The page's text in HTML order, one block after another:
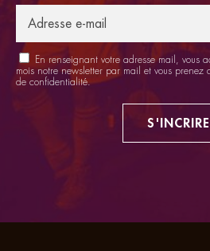
En renseignant votre adresse mail, vous
mois notre newsletter par mail et vous prenez
de confidentialité.
S'INCRIRE